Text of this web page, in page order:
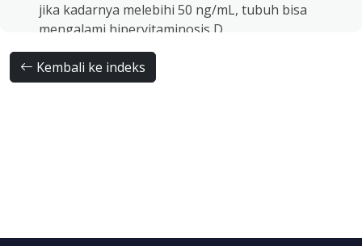
jika kadarnya melebihi 50 ng/mL, tubuh bisa
mengalami hipervitaminosis D.
Menurut Kementerian Kesehatan RI
(Permenkes No. 28 Tahun 2019), kebutuhan
terutama pada individu yang memiliki
Kembali ke indeks